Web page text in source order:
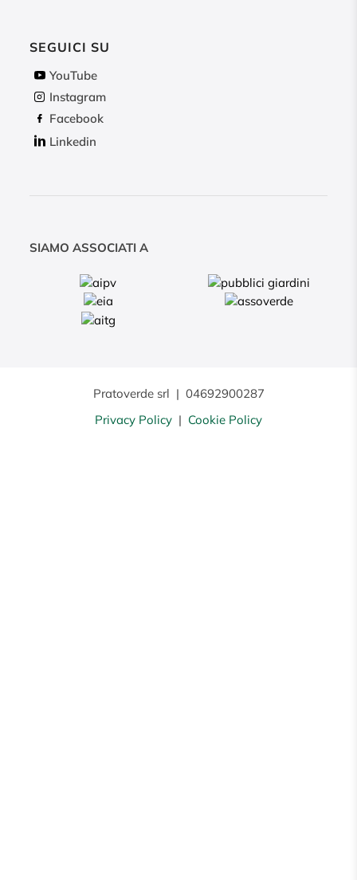
SEGUICI SU
YouTube
Instagram
Facebook
Linkedin
SIAMO ASSOCIATI A
Pratoverde srl | 04692900287
Privacy Policy | Cookie Policy